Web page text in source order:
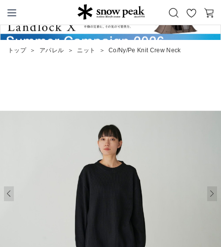
Snow Peak
お
気
カ
ー
トップ ＞ アパレル ＞ ニット ＞ Co/Ny/Pe Knit Crew Neck